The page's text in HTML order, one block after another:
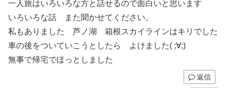
一人旅はいろいろな方と話せるので面白いと思います
いろいろな話 また聞かせてください。
私もありました 芦ノ湖 箱根スカイラインはキリでした
車の後をついていこうとしたら よけました( ;∀;)
無事で帰宅でほっとしました
返信